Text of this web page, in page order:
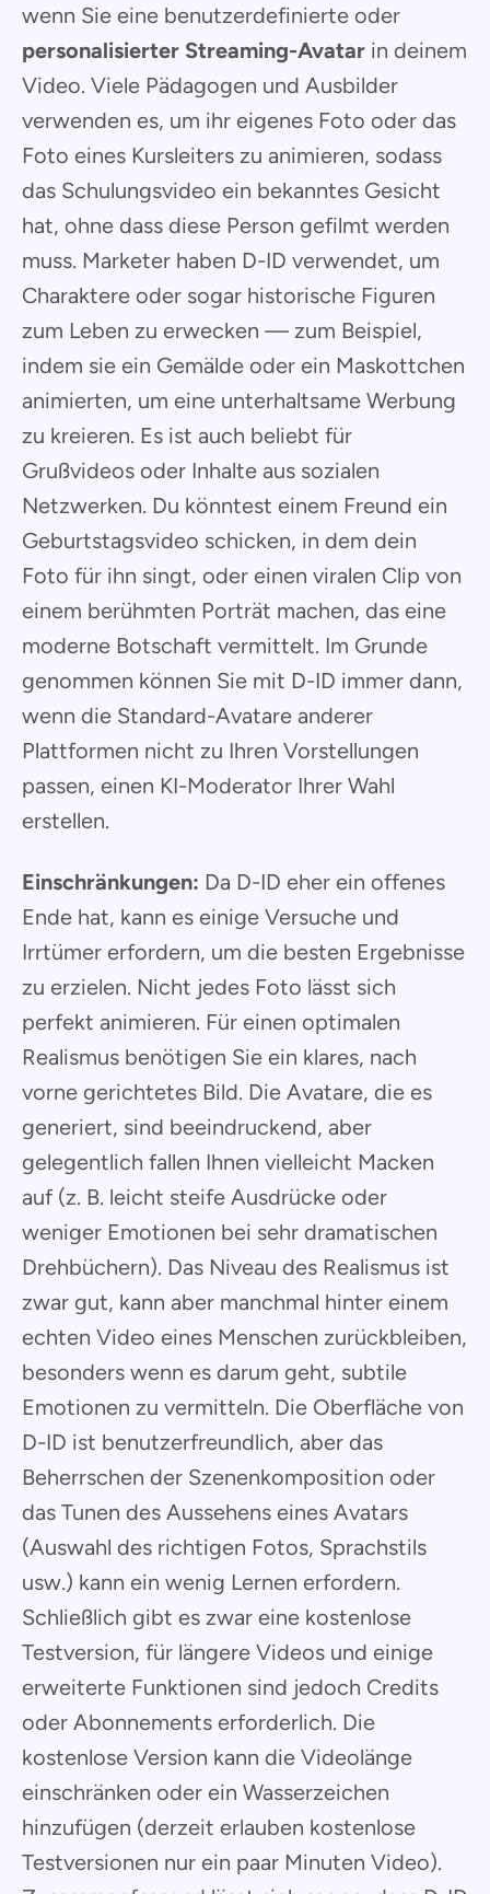
wenn Sie eine benutzerdefinierte oder
personalisierter Streaming-Avatar in deinem
Video. Viele Pädagogen und Ausbilder
verwenden es, um ihr eigenes Foto oder das
Foto eines Kursleiters zu animieren, sodass
das Schulungsvideo ein bekanntes Gesicht
hat, ohne dass diese Person gefilmt werden
muss. Marketer haben D-ID verwendet, um
Charaktere oder sogar historische Figuren
zum Leben zu erwecken — zum Beispiel,
indem sie ein Gemälde oder ein Maskottchen
animierten, um eine unterhaltsame Werbung
zu kreieren. Es ist auch beliebt für
Grußvideos oder Inhalte aus sozialen
Netzwerken. Du könntest einem Freund ein
Geburtstagsvideo schicken, in dem dein
Foto für ihn singt, oder einen viralen Clip von
einem berühmten Porträt machen, das eine
moderne Botschaft vermittelt. Im Grunde
genommen können Sie mit D-ID immer dann,
wenn die Standard-Avatare anderer
Plattformen nicht zu Ihren Vorstellungen
passen, einen KI-Moderator Ihrer Wahl
erstellen.
Einschränkungen: Da D-ID eher ein offenes
Ende hat, kann es einige Versuche und
Irrtümer erfordern, um die besten Ergebnisse
zu erzielen. Nicht jedes Foto lässt sich
perfekt animieren. Für einen optimalen
Realismus benötigen Sie ein klares, nach
vorne gerichtetes Bild. Die Avatare, die es
generiert, sind beeindruckend, aber
gelegentlich fallen Ihnen vielleicht Macken
auf (z. B. leicht steife Ausdrücke oder
weniger Emotionen bei sehr dramatischen
Drehbüchern). Das Niveau des Realismus ist
zwar gut, kann aber manchmal hinter einem
echten Video eines Menschen zurückbleiben,
besonders wenn es darum geht, subtile
Emotionen zu vermitteln. Die Oberfläche von
D-ID ist benutzerfreundlich, aber das
Beherrschen der Szenenkomposition oder
das Tunen des Aussehens eines Avatars
(Auswahl des richtigen Fotos, Sprachstils
usw.) kann ein wenig Lernen erfordern.
Schließlich gibt es zwar eine kostenlose
Testversion, für längere Videos und einige
erweiterte Funktionen sind jedoch Credits
oder Abonnements erforderlich. Die
kostenlose Version kann die Videolänge
einschränken oder ein Wasserzeichen
hinzufügen (derzeit erlauben kostenlose
Testversionen nur ein paar Minuten Video).